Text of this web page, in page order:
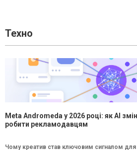
Техно
Meta Andromeda у 2026 році: як AI
робити рекламодавцям
Чому креатив став ключовим сигналом